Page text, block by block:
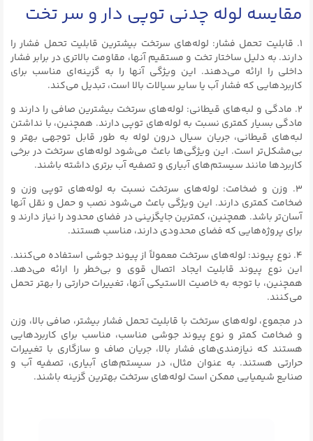
مقایسه لوله چدنی توپی دار و سر تخت
۱. قابلیت تحمل فشار: لوله‌های سرتخت بیشترین قابلیت تحمل فشار را
دارند. به دلیل ساختار تخت و مستقیم آنها، مقاومت بالاتری در برابر فشار
داخلی را ارائه می‌دهند. این ویژگی آنها را به گزینه‌ای مناسب برای
کاربردهایی که فشار آب یا سایر سیالات بالا است، تبدیل می‌کند.
۲. مادگی و لبه‌های قیطانی: لوله‌های سرتخت بیشترین صافی را دارند و
مادگی بسیار کمتری نسبت به لوله‌های توپی دارند. همچنین، با نداشتن
لبه‌های قیطانی، جریان سیال درون لوله به طور قابل توجهی بهتر و
بی‌مشکل‌تر است. این ویژگی‌ها باعث می‌شود لوله‌های سرتخت در برخی
کاربردها مانند سیستم‌های آبیاری و تصفیه آب برتری داشته باشند.
۳. وزن و ضخامت: لوله‌های سرتخت نسبت به لوله‌های توپی وزن و
ضخامت کمتری دارند. این ویژگی باعث می‌شود نصب و حمل و نقل آنها
آسان‌تر باشد. همچنین، کمترین جایگزینی در فضای محدود را نیاز دارند و
برای پروژه‌هایی که فضای محدودی دارند، مناسب هستند.
۴. نوع پیوند: لوله‌های سرتخت معمولاً از پیوند جوشی استفاده می‌کنند.
این نوع پیوند قابلیت ایجاد اتصال قوی و بی‌خطر را ارائه می‌دهد.
همچنین، با توجه به خاصیت الاستیکی آنها، تغییرات حرارتی را بهتر تحمل
می‌کنند.
در مجموع، لوله‌های سرتخت با قابلیت تحمل فشار بیشتر، صافی بالا، وزن
و ضخامت کمتر و نوع پیوند جوشی مناسب، مناسب برای کاربردهایی
هستند که نیازمندی‌های فشار بالا، جریان صاف و سازگاری با تغییرات
حرارتی هستند. به عنوان مثال، در سیستم‌های آبیاری، تصفیه آب و
صنایع شیمیایی ممکن است لوله‌های سرتخت بهترین گزینه باشند.